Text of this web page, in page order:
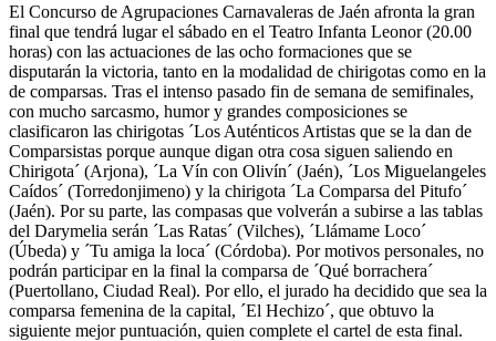
El Concurso de Agrupaciones Carnavaleras de Jaén afronta la gran
final que tendrá lugar el sábado en el Teatro Infanta Leonor (20.00
horas) con las actuaciones de las ocho formaciones que se
disputarán la victoria, tanto en la modalidad de chirigotas como en la
de comparsas. Tras el intenso pasado fin de semana de semifinales,
con mucho sarcasmo, humor y grandes composiciones se
clasificaron las chirigotas ´Los Auténticos Artistas que se la dan de
Comparsistas porque aunque digan otra cosa siguen saliendo en
Chirigota´ (Arjona), ´La Vín con Olivín´ (Jaén), ´Los Miguelangeles
Caídos´ (Torredonjimeno) y la chirigota ´La Comparsa del Pitufo´
(Jaén). Por su parte, las compasas que volverán a subirse a las tablas
del Darymelia serán ´Las Ratas´ (Vilches), ´Llámame Loco´
(Úbeda) y ´Tu amiga la loca´ (Córdoba). Por motivos personales, no
podrán participar en la final la comparsa de ´Qué borrachera´
(Puertollano, Ciudad Real). Por ello, el jurado ha decidido que sea la
comparsa femenina de la capital, ´El Hechizo´, que obtuvo la
siguiente mejor puntuación, quien complete el cartel de esta final.